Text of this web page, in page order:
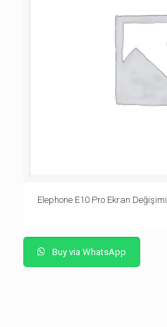
Elephone E10 Pro Ekran Değişimi
Buy via WhatsApp